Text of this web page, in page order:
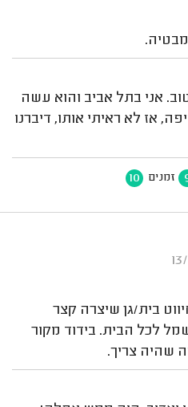
אני בתל אביב והוא עשה
אז לא ראיתי אותו, דיברנו
זמנים 10
בית/גן שיצרה קצר
לכל הבית. בידוד מקור
שהיה צריך.